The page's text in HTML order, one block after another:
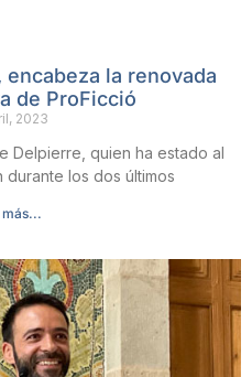
la renovada
de ProFicció
2023
Delpierre, quien ha estado al
los dos últimos